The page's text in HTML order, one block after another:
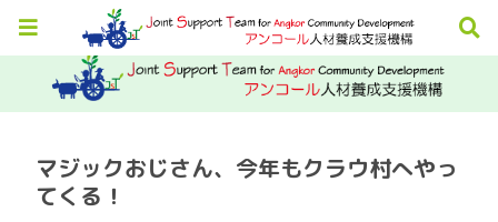
マジックおじさん、今年もクラウ村へやっ
てくる！